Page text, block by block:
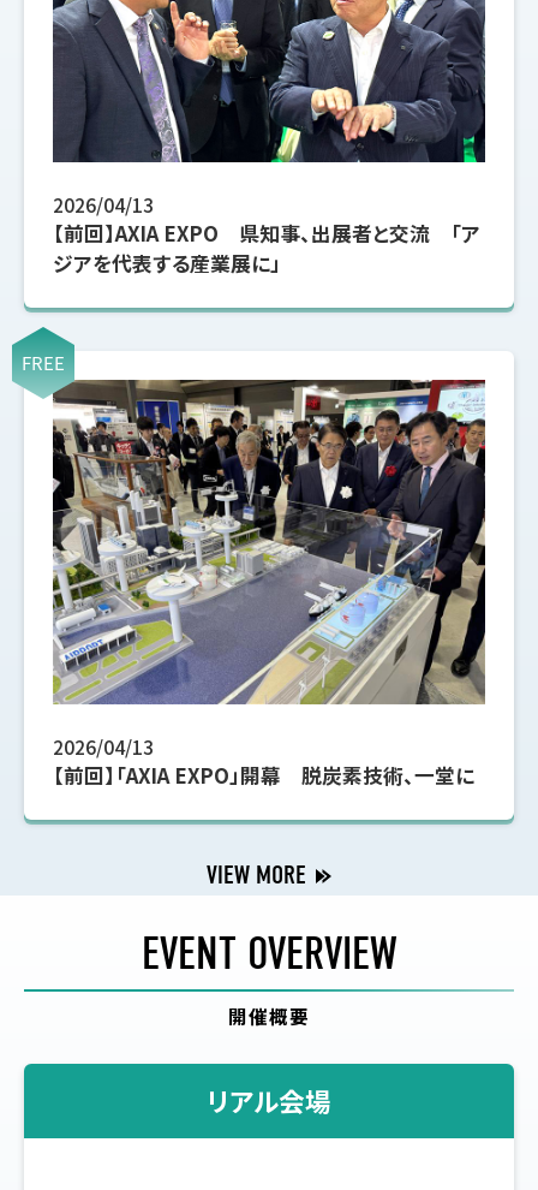
2026/04/13
【前回】AXIA EXPO 県知事、出展者と交流 「ア
ジアを代表する産業展に」
2026/04/13
【前回】「AXIA EXPO」開幕 脱炭素技術、一堂に
FREE
VIEW MORE
EVENT OVERVIEW
開催概要
リアル会場